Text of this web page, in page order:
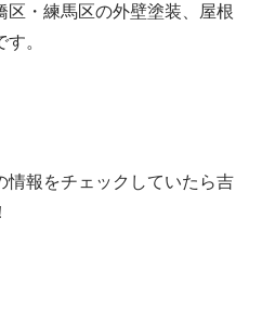
区・練馬区の外壁塗装、屋根
。
情報をチェックしていたら吉